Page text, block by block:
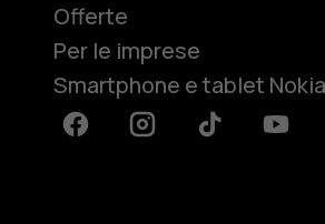
Offerte
Per le imprese
Smartphone e tablet Nokia
FacebookInstagramTiktok